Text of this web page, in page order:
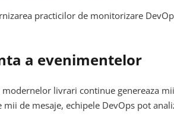
practicilor de monitorizare
a evenimentelor
livrari continue genereaza
mii de mesaje, echipele DevOps pot